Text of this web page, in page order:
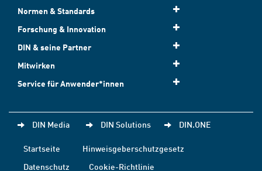
Normen & Standards
Forschung & Innovation
DIN & seine Partner
Mitwirken
Service für Anwender*innen
DIN Media DIN Solutions DIN.ONE
Startseite
Hinweisgeberschutzgesetz
Datenschutz
Cookie-Richtlinie